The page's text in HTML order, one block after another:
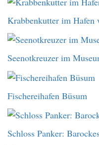
Krabbenkutter im Hafen
Seenotkreuzer im
Fischereihafen Büsum
Schloss Panker: